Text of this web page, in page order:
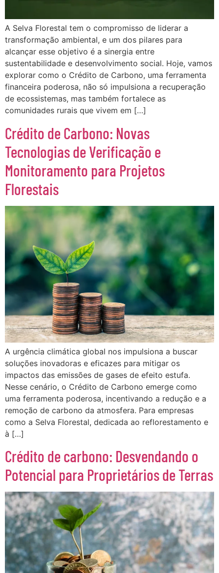
A Selva Florestal tem o compromisso de liderar a
transformação ambiental, e um dos pilares para
alcançar esse objetivo é a sinergia entre
sustentabilidade e desenvolvimento social. Hoje, vamos
explorar como o Crédito de Carbono, uma ferramenta
financeira poderosa, não só impulsiona a recuperação
de ecossistemas, mas também fortalece as
comunidades rurais que vivem em […]
Crédito de Carbono: Novas
Tecnologias de Verificação e
Monitoramento para Projetos
Florestais
A urgência climática global nos impulsiona a buscar
soluções inovadoras e eficazes para mitigar os
impactos das emissões de gases de efeito estufa.
Nesse cenário, o Crédito de Carbono emerge como
uma ferramenta poderosa, incentivando a redução e a
remoção de carbono da atmosfera. Para empresas
como a Selva Florestal, dedicada ao reflorestamento e
à […]
Crédito de carbono: Desvendando o
Potencial para Proprietários de Terras